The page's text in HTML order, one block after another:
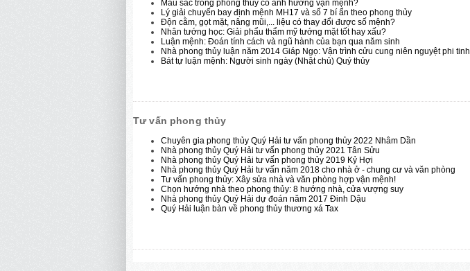
Màu sắc trong phong thủy có ảnh hưởng vận mệnh?
Lý giải chuyến bay định mệnh MH17 và số 7 bí ẩn theo phong thủy
Độn cằm, gọt mặt, nâng mũi,... liệu có thay đổi được số mệnh?
Nhân tướng học: Giải phẩu thẩm mỹ tướng mặt tốt hay xấu?
Luận mệnh: Đoán tính cách và ngũ hành của bạn qua năm sinh
Nhà phong thủy luận năm 2014 Giáp Ngọ: Vận trình cửu cung niên nguyệt phi tinh
Bát tự luận mệnh: Người sinh ngày (Nhật chủ) Quý thủy
Tư vấn phong thủy
Chuyên gia phong thủy Quý Hải tư vấn phong thủy 2022 Nhâm Dần
Nhà phong thủy Quý Hải tư vấn phong thủy 2021 Tân Sửu
Nhà phong thủy Quý Hải tư vấn phong thủy 2019 Kỷ Hợi
Nhà phong thủy Quý Hải tư vấn năm 2018 cho nhà ở - chung cư và văn phòng
Tư vấn phong thủy: Xây sửa nhà và văn phòng hợp vận mệnh!
Chọn hướng nhà theo phong thủy: 8 hướng nhà, cửa vượng suy
Nhà phong thủy Quý Hải dự đoán năm 2017 Đinh Dậu
Quý Hải luận bàn về phong thủy thương xá Tax